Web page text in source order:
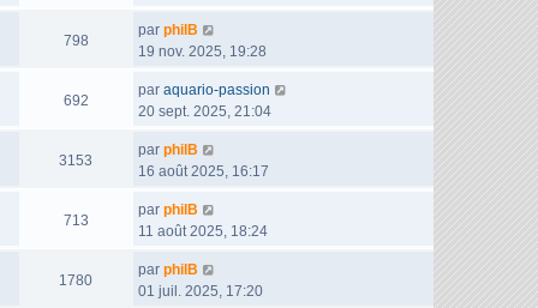
s
s
a
g
e
r
m
s
a
g
e
s
r
n
i
r
m
s
s
a
g
e
798V
s
D
e
n
i
r
m
s
a
g
par philB
19 nov. 2025, 19:28
692V
s
D
e
r
n
i
r
m
s
s
par aquario-passion
20 sept. 2025, 21:04
3153
D
e
n
i
r
m
par philB
16 août 2025, 16:17
713V
s
D
e
r
n
i
par philB
11 août 2025, 18:24
1780V
D
e
par philB
01 juil. 2025, 17:20